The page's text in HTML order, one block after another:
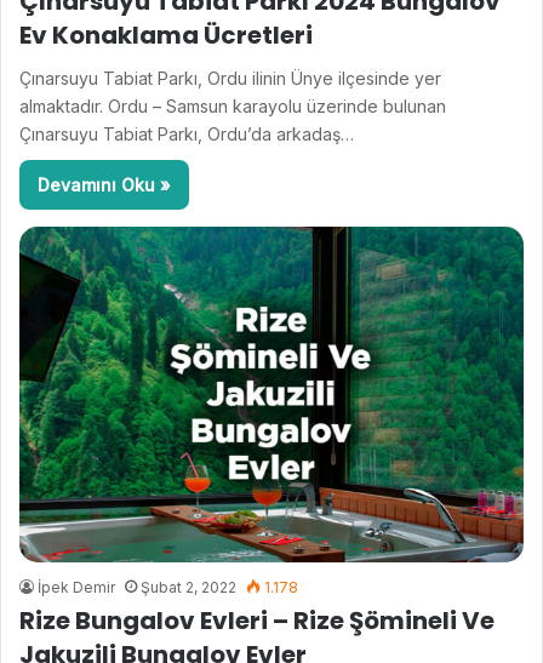
Ev Konaklama Ücretleri
Çınarsuyu Tabiat Parkı, Ordu ilinin Ünye ilçesinde yer
almaktadır. Ordu – Samsun karayolu üzerinde bulunan
Çınarsuyu Tabiat Parkı, Ordu’da arkadaş…
Devamını Oku »
İpek Demir Şubat 2, 2022 1.178
Rize Bungalov Evleri – Rize Şömineli Ve
Jakuzili Bungalov Evler